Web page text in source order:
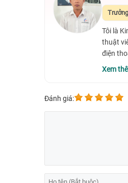
Tôi là
thuật
điện
Xem
Đánh giá: